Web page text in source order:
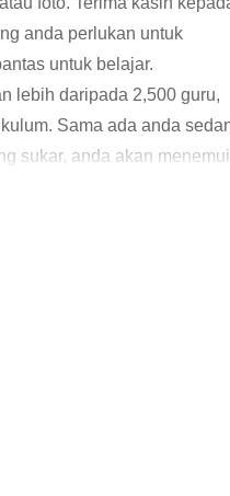
anda perlukan untuk
untuk belajar.
lebih daripada 2,500 guru,
Sama ada anda
sukar, anda akan